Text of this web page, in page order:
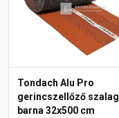
Tondach Alu Pro
gerincszellőző szalag
barna 32x500 cm